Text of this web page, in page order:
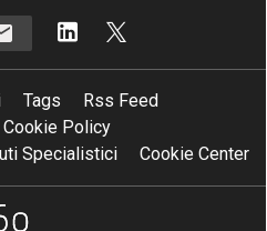
Tags
Rss Feed
Cookie Policy
Specialistici
Cookie Center